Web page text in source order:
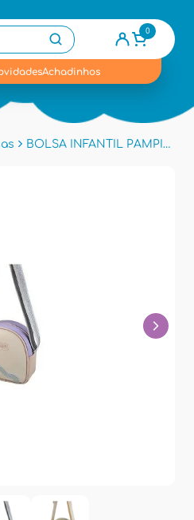
0
Achadinhos
BOLSA INFANTIL PAMPILI 6001552 - Colorido